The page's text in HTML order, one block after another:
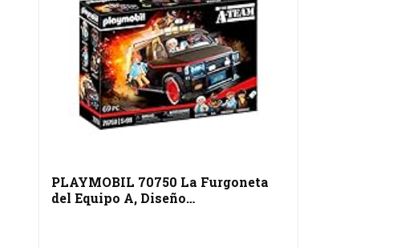
PLAYMOBIL 70750 La Furgoneta
del Equipo A, Diseño…